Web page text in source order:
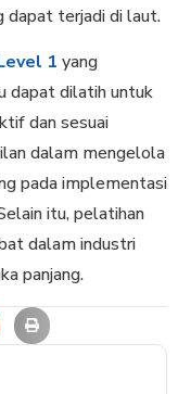
dapat terjadi di laut.
1 yang
dapat dilatih untuk
dan sesuai
dalam mengelola
pada implementasi
itu, pelatihan
dalam industri
panjang.